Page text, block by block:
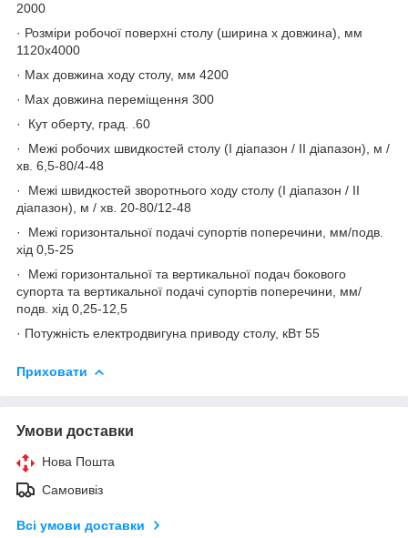
2000
· Розміри робочої поверхні столу (ширина х довжина), мм
1120x4000
· Max довжина ходу столу, мм 4200
· Max довжина переміщення 300
· Кут оберту, град. .60
· Межі робочих швидкостей столу (I діапазон / II діапазон), м /
хв. 6,5-80/4-48
· Межі швидкостей зворотнього ходу столу (I діапазон / II
діапазон), м / хв. 20-80/12-48
· Межі горизонтальної подачі супортів поперечини, мм/подв.
хід 0,5-25
· Межі горизонтальної та вертикальної подач бокового
супорта та вертикальної подачі супортів поперечини, мм/
подв. хід 0,25-12,5
· Потужність електродвигуна приводу столу, кВт 55
Приховати
Умови доставки
Нова Пошта
Самовивіз
Всі умови доставки